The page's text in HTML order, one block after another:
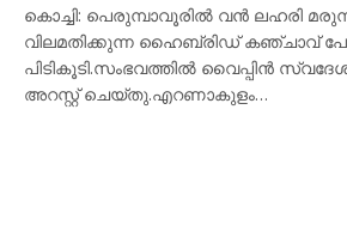
കൊച്ചി: പെരുമ്പാവൂരിൽ വൻ ലഹരി
വിലമതിക്കുന്ന ഹൈബ്രിഡ് കഞ്ചാവ്
പിടികൂടി.സംഭവത്തിൽ വൈപ്പിൻ
അറസ്റ്റ് ചെയ്തു.എറണാകുളം…